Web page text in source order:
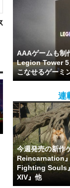
AAAゲームも制
Legion Tower 5
こなせるゲーミ
連
今週発売の新作
Reincarnation
Fighting Souls
XIV』他